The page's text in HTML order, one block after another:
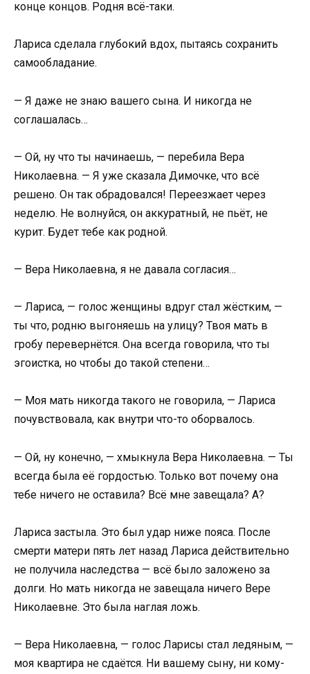
конце концов. Родня всё-таки.
Лариса сделала глубокий вдох, пытаясь сохранить
самообладание.
— Я даже не знаю вашего сына. И никогда не
соглашалась…
— Ой, ну что ты начинаешь, — перебила Вера
Николаевна. — Я уже сказала Димочке, что всё
решено. Он так обрадовался! Переезжает через
неделю. Не волнуйся, он аккуратный, не пьёт, не
курит. Будет тебе как родной.
— Вера Николаевна, я не давала согласия…
— Лариса, — голос женщины вдруг стал жёстким, —
ты что, родню выгоняешь на улицу? Твоя мать в
гробу перевернётся. Она всегда говорила, что ты
эгоистка, но чтобы до такой степени…
— Моя мать никогда такого не говорила, — Лариса
почувствовала, как внутри что-то оборвалось.
— Ой, ну конечно, — хмыкнула Вера Николаевна. — Ты
всегда была её гордостью. Только вот почему она
тебе ничего не оставила? Всё мне завещала? А?
Лариса застыла. Это был удар ниже пояса. После
смерти матери пять лет назад Лариса действительно
не получила наследства — всё было заложено за
долги. Но мать никогда не завещала ничего Вере
Николаевне. Это была наглая ложь.
— Вера Николаевна, — голос Ларисы стал ледяным, —
моя квартира не сдаётся. Ни вашему сыну, ни кому-